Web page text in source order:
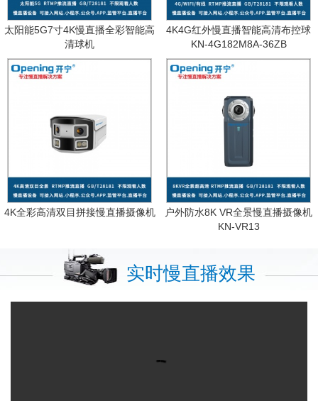
太阳能5G7寸4K慢直播全彩智能高
清球机
4K4G红外慢直播智能高清布控球
KN-4G182M8A-36ZB
4K全彩高清双目拼接慢直播摄像机
户外防水8K VR全景慢直播摄像机
KN-VR13
实时慢直播效果